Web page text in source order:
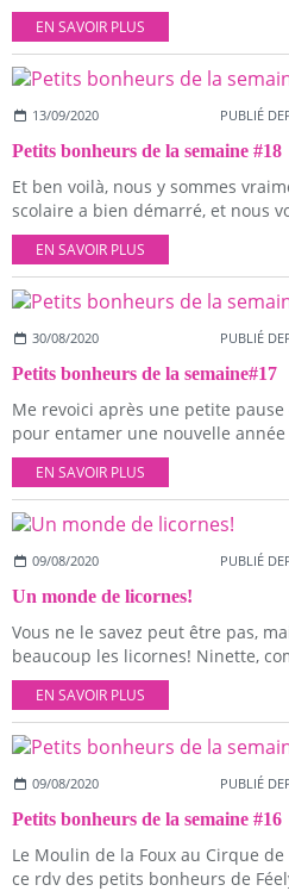
EN SAVOIR PLUS
13/09/2020 PUBLIÉ
Petits bonheurs de la semaine #18
Et ben voilà, nous y sommes
scolaire a bien démarré, et nous
EN SAVOIR PLUS
30/08/2020 PUBLIÉ
Petits bonheurs de la semaine#17
Me revoici après une petite
pour entamer une nouvelle année
EN SAVOIR PLUS
09/08/2020 PUBLIÉ
Un monde de licornes!
Vous ne le savez peut être pas,
beaucoup les licornes! Ninette,
EN SAVOIR PLUS
09/08/2020 PUBLIÉ
Petits bonheurs de la semaine #16
Le Moulin de la Foux au Cirque
ce rdv des petits bonheurs de